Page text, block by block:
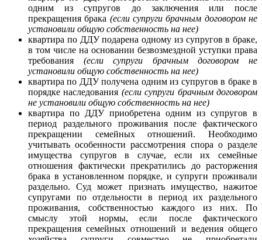
одним из супругов до заключения или после
прекращения брака (если супруги брачным договором не
установили общую собственность на нее)
квартира по ДДУ подарена одному из супругов в браке,
в том числе на основании безвозмездной уступки права
требования (если супруги брачным договором не
установили общую собственность на нее)
квартира по ДДУ получена одним из супругов в браке в
порядке наследования (если супруги брачным договором
не установили общую собственность на нее)
квартира по ДДУ приобретена одним из супругов в
период раздельного проживания после фактического
прекращении семейных отношений. Необходимо
учитывать особенности рассмотрения спора о разделе
имущества супругов в случае, если их семейные
отношения фактически прекратились до расторжения
брака в установленном порядке, и супруги проживали
раздельно. Суд может признать имущество, нажитое
супругами по отдельности в период их раздельного
проживания, собственностью каждого из них. По
смыслу этой нормы, если после фактического
прекращения семейных отношений и ведения общего